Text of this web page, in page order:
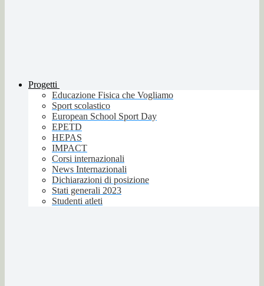
Progetti
Educazione Fisica che Vogliamo
Sport scolastico
European School Sport Day
EPETD
HEPAS
IMPACT
Corsi internazionali
News Internazionali
Dichiarazioni di posizione
Stati generali 2023
Studenti atleti